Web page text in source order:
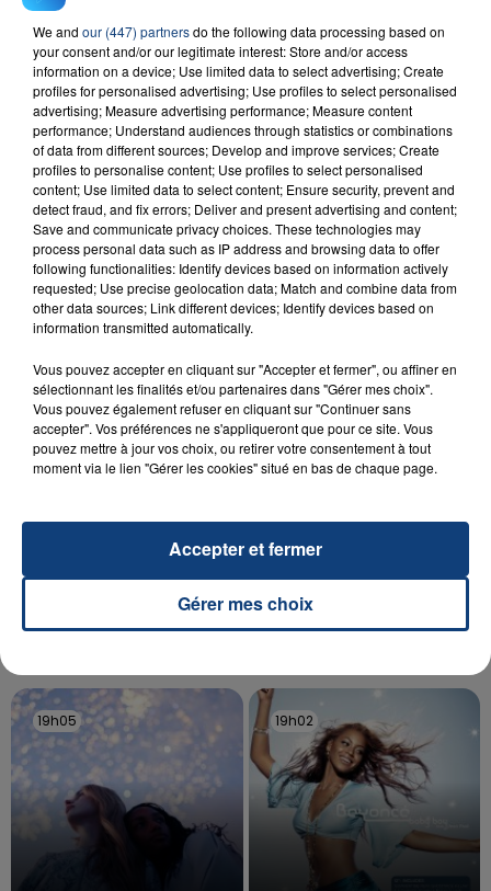
FIL D'ACTU
23 juillet 2026
INCENDIE MORTEL À LENS : UNE FEMME ET
SON BÉBÉ ENTRE LA VIE ET LA...
Un homme s'est immolé par le feu après avoir
aspergé sa compagne et leur bébé de trois mois
d'un liquide inflammable.
UNE ADOLESCENTE DEVANT SE FAIRE
OPÉRER DE LA CHEVILLE RESSORT DE LA...
La famille a porté plainte contre la clinique qui a
reconnu sa responsabilité et présenté ses
excuses.
19h05
19h05 19h02
19h02
We and our (447) partnersdo the following data processing based on
your consent and/or our legitimate interest: Store and/or access
information on a device; Use limited data to select advertising; Create
profiles for personalised advertising; Use profiles to select personalised
advertising; Measure advertising performance; Measure content
performance; Understand audiences through statistics or combinations
of data from different sources; Develop and improve services; Create
profiles to personalise content; Use profiles to select personalised
content; Use limited data to select content; Ensure security, prevent and
detect fraud, and fix errors; Deliver and present advertising and content;
Save and communicate privacy choices. These technologies may
process personal data such as IP address and browsing data to offer
following functionalities: Identify devices based on information actively
requested; Use precise geolocation data; Match and combine data from
other data sources; Link different devices; Identify devices based on
information transmitted automatically.
Vous pouvez accepter en cliquant sur "Accepter et fermer", ou affiner en
sélectionnant les finalités et/ou partenaires dans "Gérer mes choix".
Vous pouvez également refuser en cliquant sur "Continuer sans
accepter". Vos préférences ne s'appliqueront que pour ce site. Vous
pouvez mettre à jour vos choix, ou retirer votre consentement à tout
moment via le lien "Gérer les cookies" situé en bas de chaque page.
Gérer mes choix
Accepter et fermer